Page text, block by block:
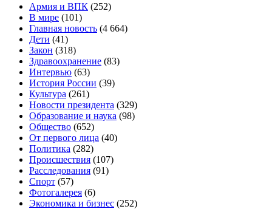
Армия и ВПК (252)
В мире (101)
Главная новость (4 664)
Дети (41)
Закон (318)
Здравоохранение (83)
Интервью (63)
История России (39)
Культура (261)
Новости президента (329)
Образование и наука (98)
Общество (652)
От первого лица (40)
Политика (282)
Происшествия (107)
Расследования (91)
Спорт (57)
Фотогалерея (6)
Экономика и бизнес (252)